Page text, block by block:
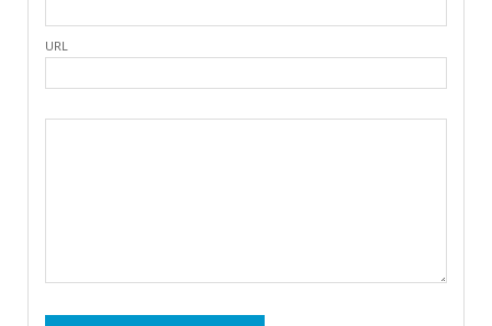
URL